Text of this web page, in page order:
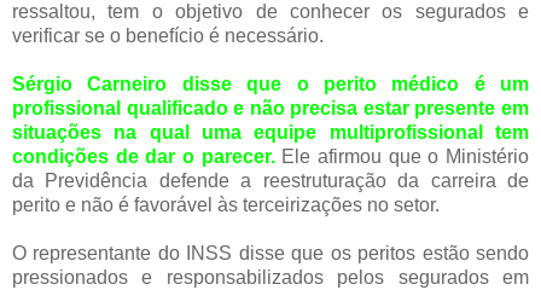
ressaltou, tem o objetivo de conhecer os segurados e
verificar se o benefício é necessário.
Sérgio Carneiro disse que o perito médico é um
profissional qualificado e não precisa estar presente em
situações na qual uma equipe multiprofissional tem
condições de dar o parecer.Ele afirmou que o Ministério
da Previdência defende a reestruturação da carreira de
perito e não é favorável às terceirizações no setor.
O representante do INSS disse que os peritos estão sendo
pressionados e responsabilizados pelos segurados em